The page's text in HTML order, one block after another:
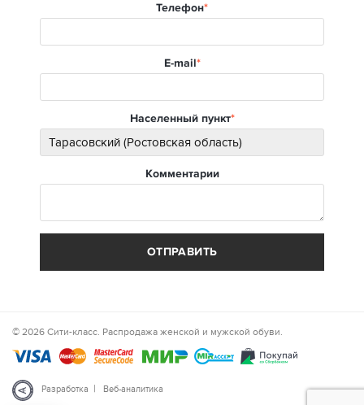
Телефон
E-mail
Населенный пункт
Комментарии
ОТПРАВИТЬ
© 2026 Сити-класс. Распродажа женской и мужской обуви.
Разработка | Веб-аналитика